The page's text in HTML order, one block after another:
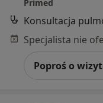
Primed
Konsultacja
Poproś o